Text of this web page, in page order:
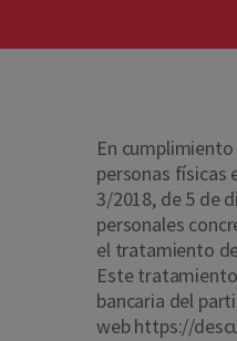
En
personas físicas
3/2018, de 5 de
personales
el tratamiento
Este
bancaria del
web https://